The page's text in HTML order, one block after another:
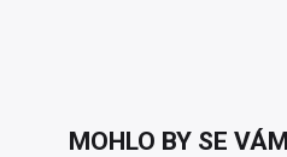
MOHLO BY SE